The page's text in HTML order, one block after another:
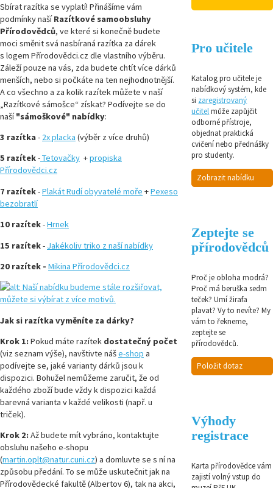
Sbírat razítka se vyplatí! Přinášíme vám
podmínky našíRazítkové samoobsluhy
Přírodovědců, ve které si konečně budete
moci směnit svá nasbíraná razítka za dárek
s logem Přírodovědci.cz dle vlastního výběru.
Záleží pouze na vás, zda budete chtít více dárků
menších, nebo si počkáte na ten nejhodnotnější.
A co všechno a za kolik razítek můžete v naší
„Razítkové sámošce“ získat? Podívejte se do
naší"sámoškové" nabídky:
3 razítka- 2x placka (výběr z více druhů)
5 razítek-Tetovačky +propiska
Přírodovědci.cz
7 razítek-Plakát Rudí obyvatelé moře +Pexeso
bezobratlí
10 razítek-Hrnek
15 razítek- Jakékoliv triko z naší nabídky
20 razítek - Mikina Přírodovědci.cz
Jak si razítka vyměníte za dárky?
Krok 1:Pokud máte razítek dostatečný počet
(viz seznam výše), navštivte náše-shop a
podívejte se, jaké varianty dárků jsou k
dispozici. Bohužel nemůžeme zaručit, že od
každého zboží bude vždy k dispozici každá
barevná varianta v každé velikosti (např. u
triček).
Krok 2:Až budete mít vybráno, kontaktujte
obsluhu našeho e-shopu
(martin.oplt@natur.cuni.cz) a domluvte se s ní na
způsobu předání. To se může uskutečnit jak na
Přírodovědecké fakultě (Albertov 6), tak na akci,
Pro učitele
Katalog pro učitele je
nabídkový systém, kde
si zaregistrovaný
učitelmůže zapůjčit
odborné přístroje,
objednat praktická
cvičení nebo přednášky
pro studenty.
Zobrazit nabídku
Zeptejte se
přírodovědců
Proč je obloha modrá?
Proč má beruška sedm
teček? Umí žirafa
plavat? Vy to nevíte? My
vám to řekneme,
zeptejte se
přírodovědců.
Položit dotaz
Výhody
registrace
Karta přírodovědce vám
zajistí volný vstup do